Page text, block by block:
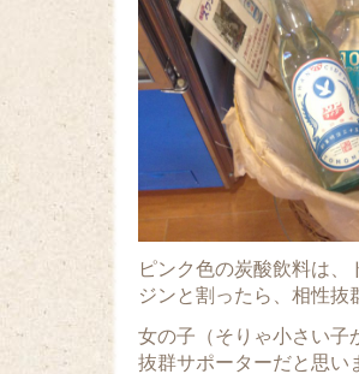
ピンク色の炭酸飲料は
ジンと割ったら、相性抜
女の子（そりゃ小さい子
抜群サポーターだと思い